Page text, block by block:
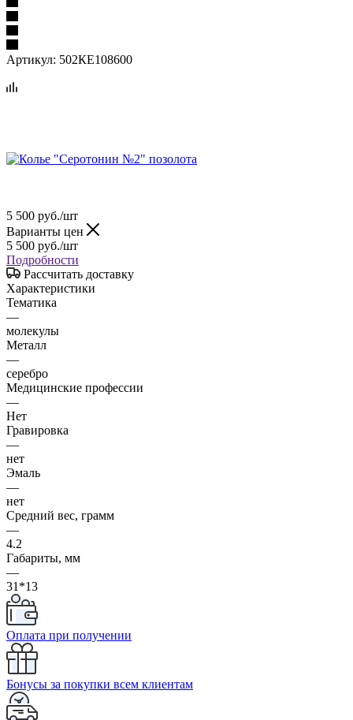
Артикул: 502КЕ108600
5 500 руб./шт
Варианты цен
5 500 руб./шт
Подробности
Рассчитать доставку
Характеристики
Тематика
—
молекулы
Металл
—
серебро
Медицинские профессии
—
Нет
Гравировка
—
нет
Эмаль
—
нет
Средний вес, грамм
—
4.2
Габариты, мм
—
31*13
Оплата при получении
Бонусы за покупки всем клиентам